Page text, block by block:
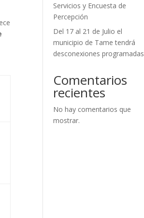
Servicios y Encuesta de
Percepción
Del 17 al 21 de Julio el
municipio de Tame tendrá
desconexiones programadas
Comentarios
recientes
No hay comentarios que
mostrar.